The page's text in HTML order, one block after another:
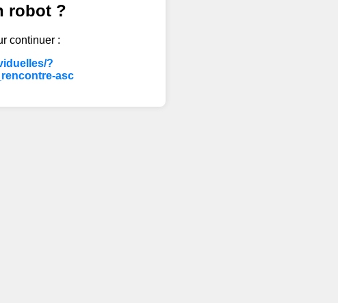
robot ?
continuer :
?
asc